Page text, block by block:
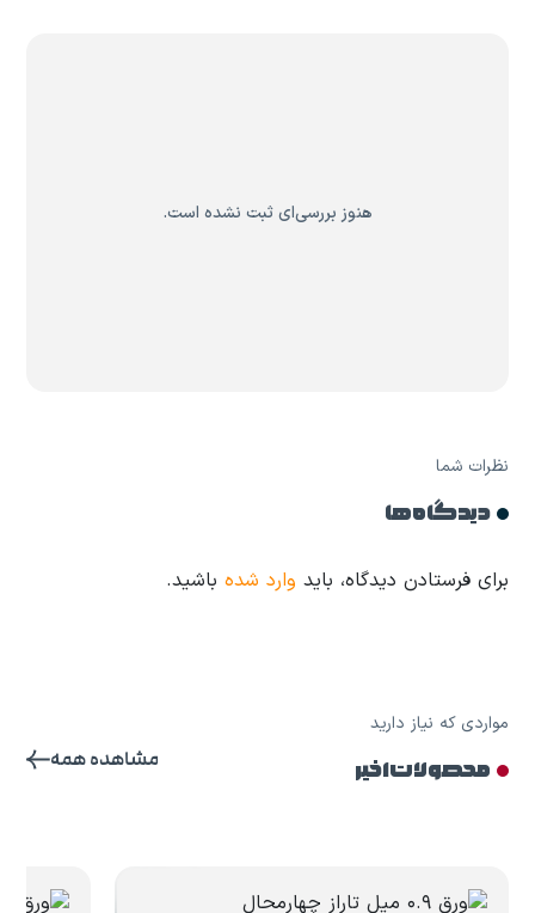
هنوز بررسی‌ای ثبت نشده است.
نظرات شما
دیدگاه ها
برای فرستادن دیدگاه، باید وارد شده باشید.
مواردی که نیاز دارید
محصولات اخیر مشاهده همه